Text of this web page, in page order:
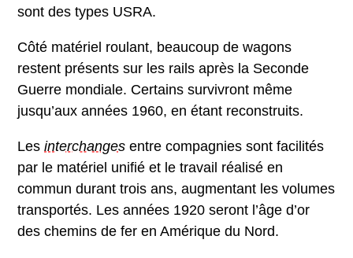
sont des types USRA.
Côté matériel roulant, beaucoup de wagons
restent présents sur les rails après la Seconde
Guerre mondiale. Certains survivront même
jusqu’aux années 1960, en étant reconstruits.
Les interchanges entre compagnies sont facilités
par le matériel unifié et le travail réalisé en
commun durant trois ans, augmentant les volumes
transportés. Les années 1920 seront l’âge d’or
des chemins de fer en Amérique du Nord.